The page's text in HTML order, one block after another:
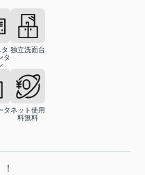
タ
独立洗面台
タネット使用
料無料